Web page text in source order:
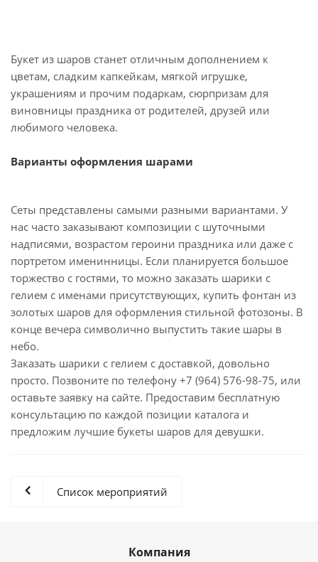
Букет из шаров станет отличным дополнением к
цветам, сладким капкейкам, мягкой игрушке,
украшениям и прочим подаркам, сюрпризам для
виновницы праздника от родителей, друзей или
любимого человека.
Варианты оформления шарами
Сеты представлены самыми разными вариантами. У
нас часто заказывают композиции с шуточными
надписями, возрастом героини праздника или даже с
портретом именинницы. Если планируется большое
торжество с гостями, то можно заказать шарики с
гелием с именами присутствующих, купить фонтан из
золотых шаров для оформления стильной фотозоны. В
конце вечера символично выпустить такие шары в
небо.
Заказать шарики с гелием с доставкой, довольно
просто. Позвоните по телефону +7 (964) 576-98-75, или
оставьте заявку на сайте. Предоставим бесплатную
консультацию по каждой позиции каталога и
предложим лучшие букеты шаров для девушки.
Список мероприятий
Компания